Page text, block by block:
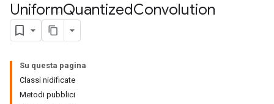
UniformQuantizedConvolution
Su questa pagina
Classi nidificate
Metodi pubblici